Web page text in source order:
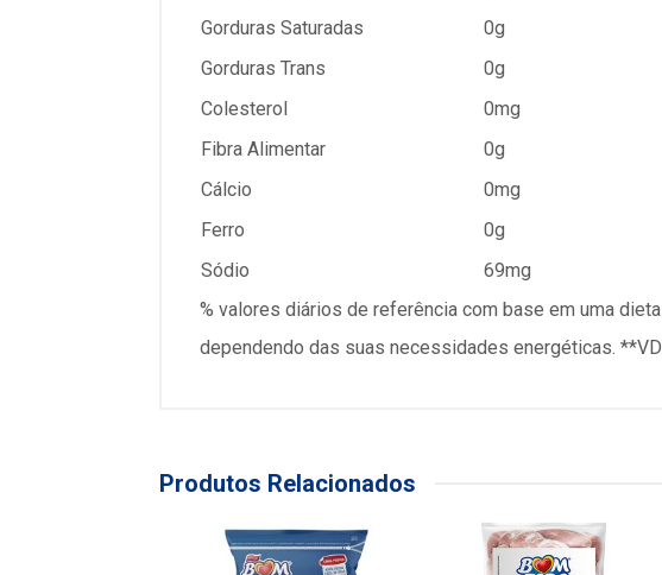
Gorduras Saturadas
0g
Gorduras Trans
0g
Colesterol
0mg
Fibra Alimentar
0g
Cálcio
0mg
Ferro
0g
Sódio
69mg
% valores diários de referência com base em uma
dependendo das suas necessidades energéticas. **VD
Produtos Relacionados